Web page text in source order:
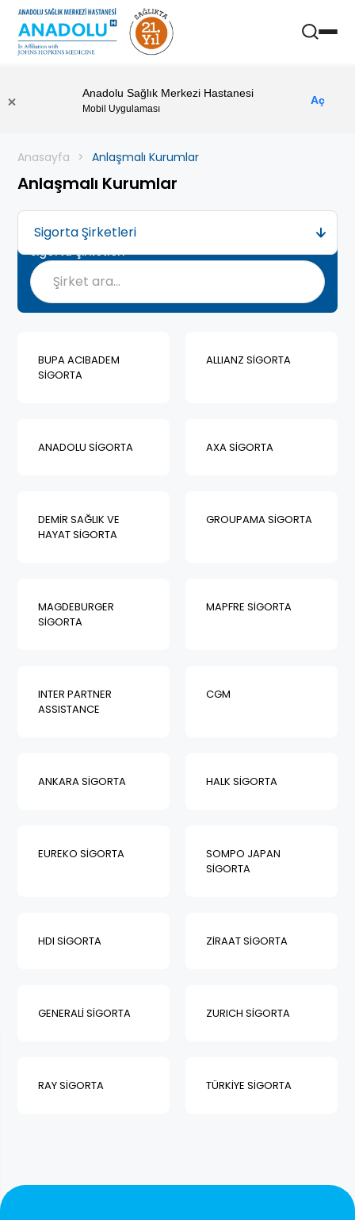
Anadolu Sağlık Merkezi Hastanesi
Mobil Uygulaması
Aç
Anasayfa Anlaşmalı Kurumlar
Anlaşmalı Kurumlar
Sigorta Şirketleri
Sigorta Şirketleri
BUPA ACIBADEM
SİGORTA
ALLIANZ SİGORTA
ANADOLU SİGORTA AXA SİGORTA
DEMİR SAĞLIK VE
HAYAT SİGORTA
GROUPAMA SİGORTA
MAGDEBURGER
SİGORTA
MAPFRE SİGORTA
INTER PARTNER
ASSISTANCE
CGM
ANKARA SİGORTA HALK SİGORTA
EUREKO SİGORTA
SOMPO JAPAN
SİGORTA
HDI SİGORTA ZİRAAT SİGORTA
GENERALİ SİGORTA ZURICH SİGORTA
RAY SİGORTA TÜRKİYE SİGORTA